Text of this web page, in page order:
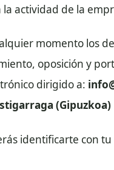
actividad de la
momento los
oposición y
dirigido a:
(Gipuzkoa)
identificarte con